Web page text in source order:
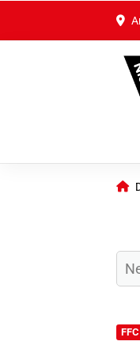
FFC